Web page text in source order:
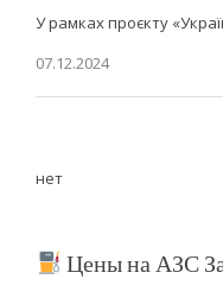
У рамках проєкту
07.12.2024
нет
Цены на АЗС